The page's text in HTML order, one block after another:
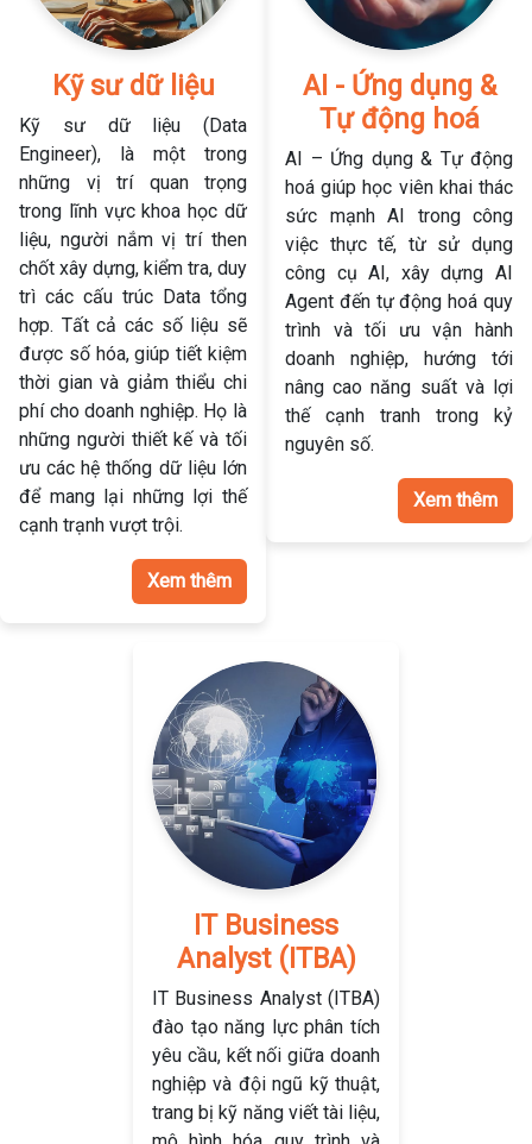
Kỹ sư dữ liệu
Kỹ sư dữ liệu (Data
Engineer), là một trong
những vị trí quan trọng
trong lĩnh vực khoa học dữ
liệu, người nắm vị trí then
chốt xây dựng, kiểm tra, duy
trì các cấu trúc Data tổng
hợp. Tất cả các số liệu sẽ
được số hóa, giúp tiết kiệm
thời gian và giảm thiểu chi
phí cho doanh nghiệp. Họ là
những người thiết kế và tối
ưu các hệ thống dữ liệu lớn
để mang lại những lợi thế
cạnh trạnh vượt trội.
Xem thêm
AI - Ứng dụng &
Tự động hoá
AI – Ứng dụng & Tự động
hoá giúp học viên khai thác
sức mạnh AI trong công
việc thực tế, từ sử dụng
công cụ AI, xây dựng AI
Agent đến tự động hoá quy
trình và tối ưu vận hành
doanh nghiệp, hướng tới
nâng cao năng suất và lợi
thế cạnh tranh trong kỷ
nguyên số.
Xem thêm
IT Business
Analyst (ITBA)
IT Business Analyst (ITBA)
đào tạo năng lực phân tích
yêu cầu, kết nối giữa doanh
nghiệp và đội ngũ kỹ thuật,
trang bị kỹ năng viết tài liệu,